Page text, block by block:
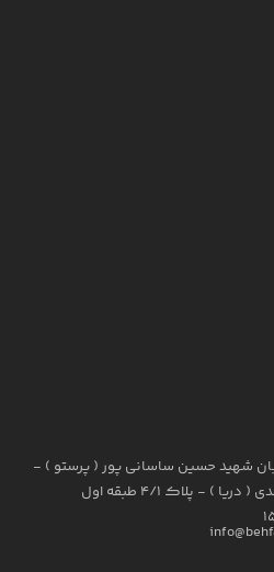
شهید حسین ساسانی پور ( پرستو ) -
) - پلاک 4/1 طبقه اول